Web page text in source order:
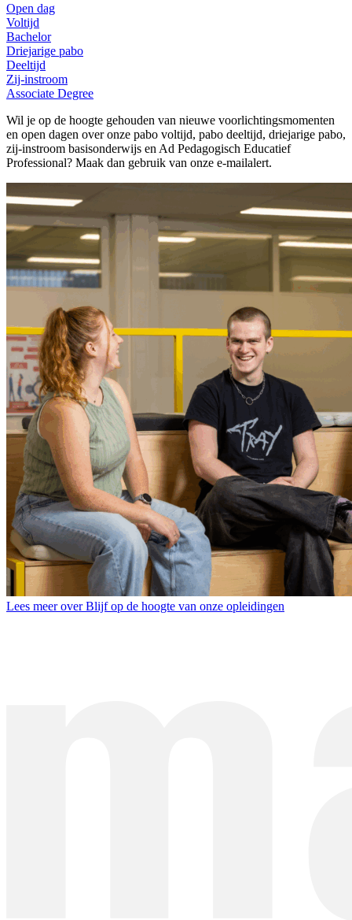
Open dag
Voltijd
Bachelor
Driejarige pabo
Deeltijd
Zij-instroom
Associate Degree
Wil je op de hoogte gehouden van nieuwe voorlichtingsmomenten
en open dagen over onze pabo voltijd, pabo deeltijd, driejarige pabo,
zij-instroom basisonderwijs en Ad Pedagogisch Educatief
Professional? Maak dan gebruik van onze e-mailalert.
Lees meer over Blijf op de hoogte van onze opleidingen